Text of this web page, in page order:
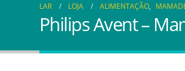
LAR LOJA ALIMENTAÇÃO,
Philips Avent –